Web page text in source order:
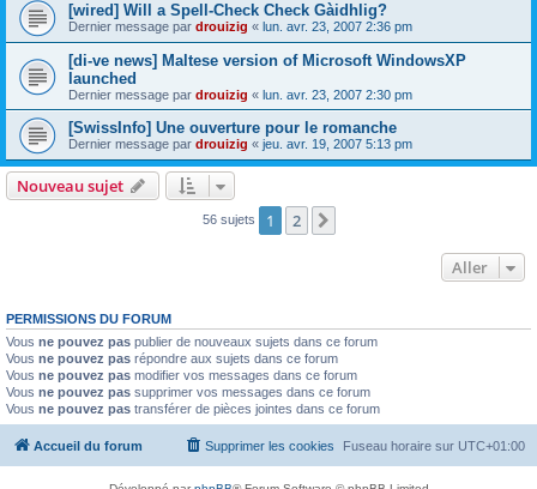
[wired] Will a Spell-Check Check Gàidhlig?
Dernier message par drouizig « lun. avr. 23, 2007 2:36 pm
[di-ve news] Maltese version of Microsoft WindowsXP
launched
Dernier message par drouizig « lun. avr. 23, 2007 2:30 pm
[SwissInfo] Une ouverture pour le romanche
Dernier message par drouizig « jeu. avr. 19, 2007 5:13 pm
Nouveau sujet
56 sujets 1 2
Aller
PERMISSIONS DU FORUM
Vous ne pouvez pas publier de nouveaux sujets dans ce forum
Vous ne pouvez pas répondre aux sujets dans ce forum
Vous ne pouvez pas modifier vos messages dans ce forum
Vous ne pouvez pas supprimer vos messages dans ce forum
Vous ne pouvez pas transférer de pièces jointes dans ce forum
Accueil du forum Fuseau horaire sur UTC+01:00
Supprimer les cookies